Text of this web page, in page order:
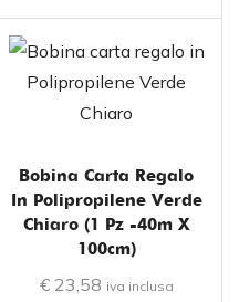
Bobina Carta Regalo
In Polipropilene Verde
Chiaro (1 Pz -40m X
100cm)
€23,58 iva inclusa